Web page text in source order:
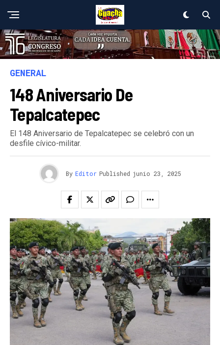
GENERAL
148 Aniversario De
Tepalcatepec
El 148 Aniversario de Tepalcatepec se celebró con un
desfile cívico-militar.
By Editor Published junio 23, 2025